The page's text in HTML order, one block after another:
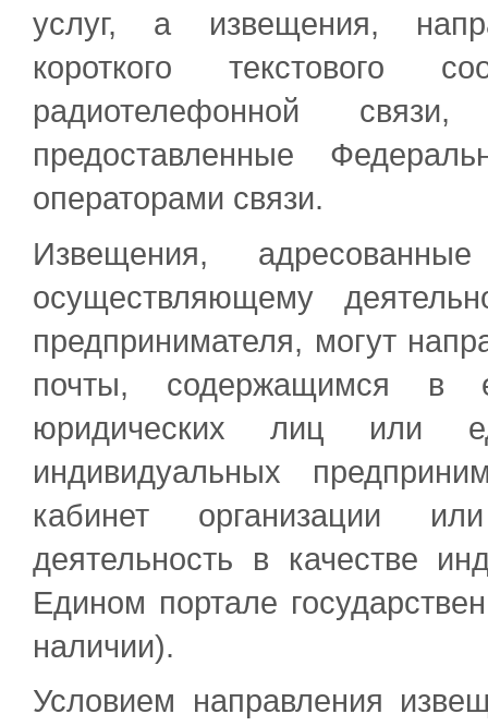
услуг, а извещения,
короткого текстового
радиотелефонной
предоставленные
операторами связи.
Извещения,
осуществляющему
предпринимателя, могут
почты, содержащимся в
юридических лиц или
индивидуальных
кабинет организации
деятельность в качестве
Едином портале
наличии).
Условием направления